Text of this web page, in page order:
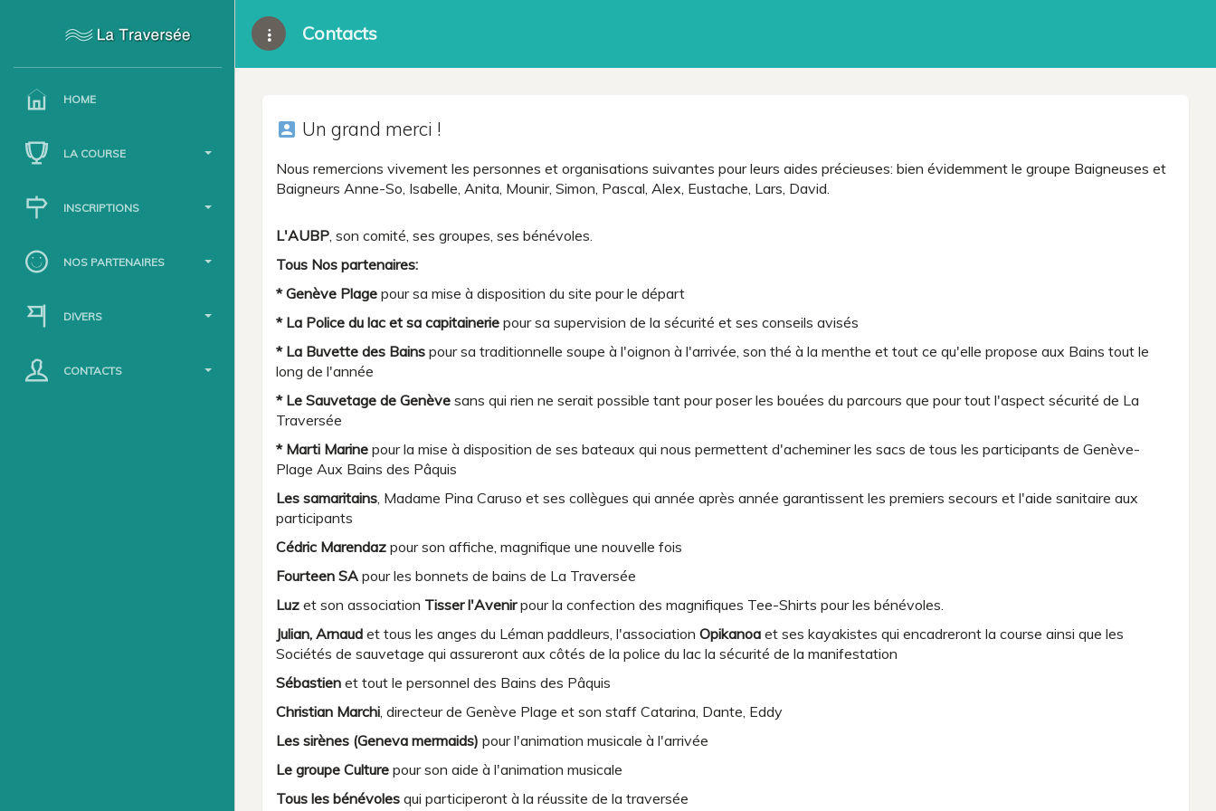
HOME
LA COURSE
INSCRIPTIONS
NOS PARTENAIRES
DIVERS
CONTACTS
Contacts
account_box Un grand merci !
Nous remercions vivement les personnes et organisations suivantes pour leurs aides précieuses: bien évidemment le groupe Baigneuses et
Baigneurs Anne-So, Isabelle, Anita, Mounir, Simon, Pascal, Alex, Eustache, Lars, David.
L'AUBP, son comité, ses groupes, ses bénévoles.
Tous Nos partenaires:
* Genève Plage pour sa mise à disposition du site pour le départ
* La Police du lac et sa capitainerie pour sa supervision de la sécurité et ses conseils avisés
* La Buvette des Bains pour sa traditionnelle soupe à l'oignon à l'arrivée, son thé à la menthe et tout ce qu'elle propose aux Bains tout le
long de l'année
* Le Sauvetage de Genève sans qui rien ne serait possible tant pour poser les bouées du parcours que pour tout l'aspect sécurité de La
Traversée
* Marti Marine pour la mise à disposition de ses bateaux qui nous permettent d'acheminer les sacs de tous les participants de Genève-
Plage Aux Bains des Pâquis
Les samaritains, Madame Pina Caruso et ses collègues qui année après année garantissent les premiers secours et l'aide sanitaire aux
participants
Cédric Marendaz pour son affiche, magnifique une nouvelle fois
Fourteen SA pour les bonnets de bains de La Traversée
Luz et son association Tisser l'Avenirpour la confection des magnifiques Tee-Shirts pour les bénévoles.
Julian, Arnaud et tous les anges du Léman paddleurs, l'association Opikanoa et ses kayakistes qui encadreront la course ainsi que les
Sociétés de sauvetage qui assureront aux côtés de la police du lac la sécurité de la manifestation
Sébastien et tout le personnel des Bains des Pâquis
Christian Marchi, directeur de Genève Plage et son staff Catarina, Dante, Eddy
Les sirènes (Geneva mermaids) pour l'animation musicale à l'arrivée
Le groupe Culture pour son aide à l'animation musicale
Tous les bénévoles qui participeront à la réussite de la traversée